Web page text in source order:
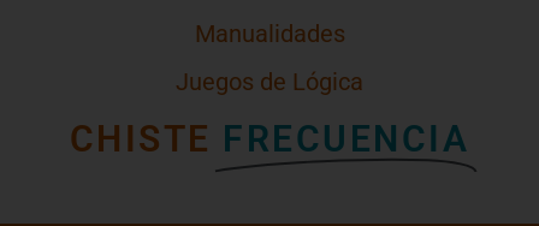
Manualidades
Juegos de Lógica
CHISTE FRECUENCIA